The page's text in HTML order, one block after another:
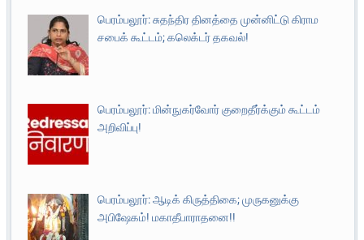
பெரம்பலூர்: சுதந்திர தினத்தை முன்னிட்டு கிராம
சபைக் கூட்டம்; கலெக்டர் தகவல்!
பெரம்பலூர்: மின்நுகர்வோர் குறைதீர்க்கும் கூட்டம்
அறிவிப்பு!
பெரம்பலூர்: ஆடிக் கிருத்திகை; முருகனுக்கு
அபிஷேகம்! மகாதீபாராதனை!!